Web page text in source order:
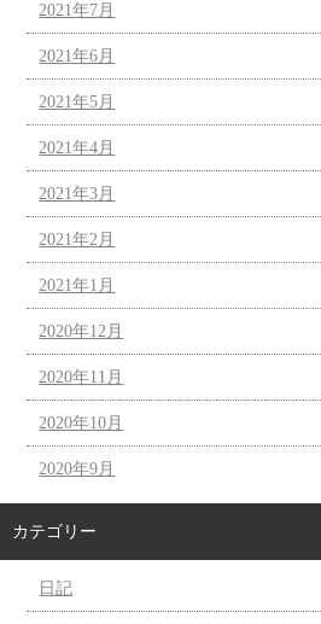
2021年7月
2021年6月
2021年5月
2021年4月
2021年3月
2021年2月
2021年1月
2020年12月
2020年11月
2020年10月
2020年9月
カテゴリー
日記